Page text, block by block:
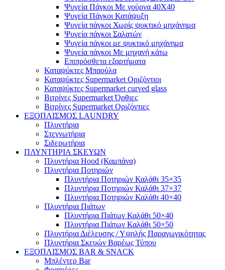
Ψυγεία Πάγκοι Με γούρνα 40Χ40
Ψυγεία Πάγκοι Κατάψυξη
Ψυγεία πάγκοι Χωρίς ψυκτικό μηχάνημα
Ψυγεία πάγκοι Σαλατών
Ψυγεία πάγκοι με ψυκτικό μηχάνημα
Ψυγεία πάγκοι Με μηχανή κάτω
Επιπρόσθετα εξαρτήματα
Καταψύκτες Μπαούλα
Καταψύκτες Supermarket Οριζόντιοι
Καταψύκτες Supermarket curved glass
Βιτρίνες Supermarket Όρθιες
Βιτρίνες Supermarket Οριζόντιες
ΕΞΟΠΛΙΣΜΟΣ LAUNDRY
Πλυντήρια
Στεγνωτήρια
Σιδερωτήρια
ΠΛΥΝΤΗΡΙΑ ΣΚΕΥΩΝ
Πλυντήρια Hood (Καμπάνα)
Πλυντήρια Ποτηριών
Πλυντήρια Ποτηριών Καλάθι 35×35
Πλυντήρια Ποτηριών Καλάθι 37×37
Πλυντήρια Ποτηριών Καλάθι 40×40
Πλυντήρια Πιάτων
Πλυντήρια Πιάτων Καλάθι 50×40
Πλυντήρια Πιάτων Καλάθι 50×50
Πλυντήρια Διέλευσης / Υψηλής Παραγωγικότητας
Πλυντήρια Σκευών Βαρέως Τύπου
ΕΞΟΠΛΙΣΜΟΣ BAR & SNACK
Μπλέντερ Bar